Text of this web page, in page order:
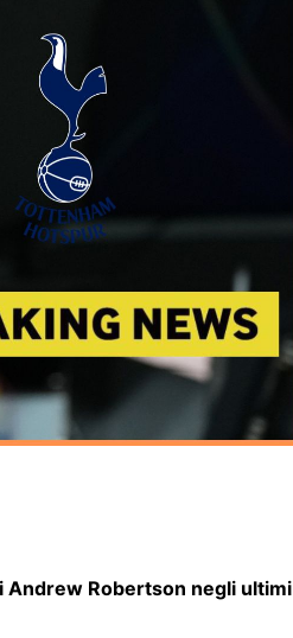
Andrew Robertson negli ultimi